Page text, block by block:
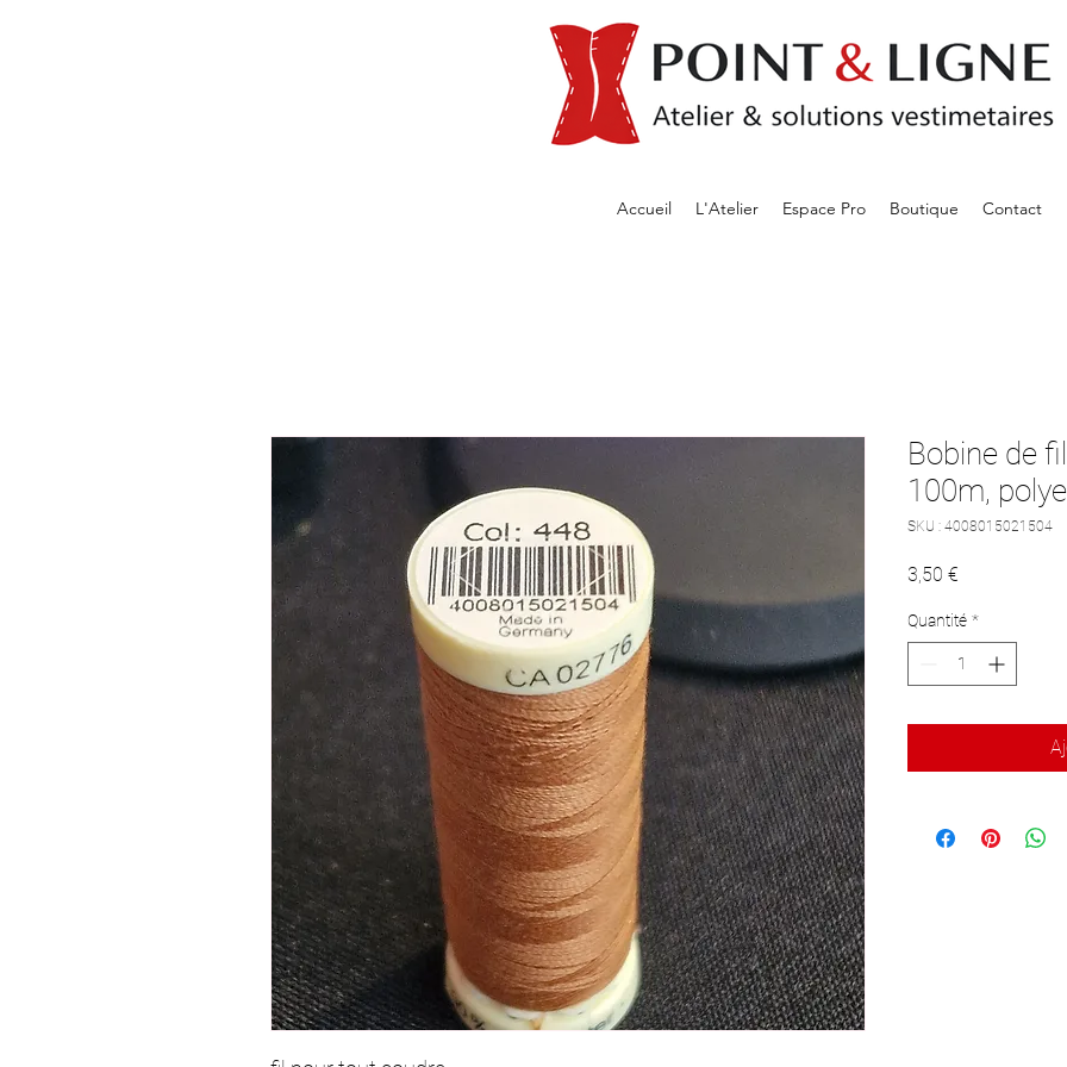
Accueil L'Atelier Espace Pro Boutique Contact
Bobine de
100m,
SKU : 4008015021504
3,50 €
Quantité *